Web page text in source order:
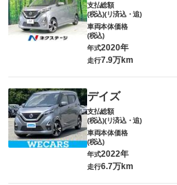
支払総額
(税込)(リ済込・追)
車両本体価格
(税込)
年式2020年
走行7.9万km
デイズ
支払総額
(税込)(リ済込・追)
車両本体価格
(税込)
年式2022年
走行6.7万km